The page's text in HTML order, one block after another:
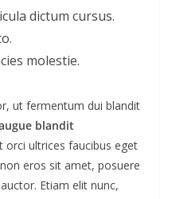
dictum cursus.
molestie.
ut fermentum dui blandit
blandit
orci ultrices faucibus eget
eros sit amet, posuere
Etiam elit nunc,